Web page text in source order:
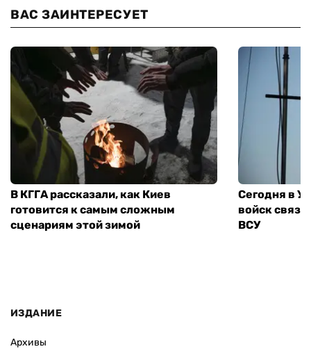
ВАС ЗАИНТЕРЕСУЕТ
В КГГА рассказали, как Киев
готовится к самым сложным
сценариям этой зимой
Сегодня в
войск
ВСУ
ИЗДАНИЕ
Архивы